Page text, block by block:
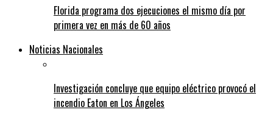
Florida programa dos ejecuciones el mismo día por
primera vez en más de 60 años
Noticias Nacionales
Investigación concluye que equipo eléctrico provocó el
incendio Eaton en Los Ángeles